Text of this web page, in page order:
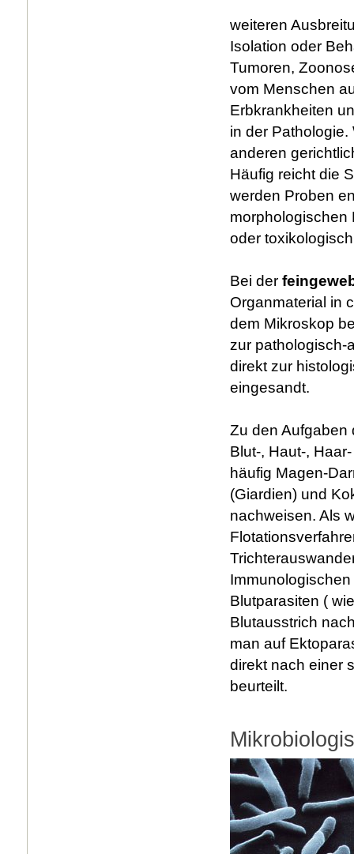
weiteren
Isolation oder
Tumoren,
vom Menschen
Erbkrankheiten
in der
anderen
Häufig reicht die
werden Proben
morphologischen
oder
Bei der
Organmaterial in
dem Mikroskop
zur pathologisch-
direkt zur
eingesandt.
Zu den Aufgaben
Blut-, Haut-,
häufig Magen-
(Giardien) und
nachweisen. Als
Blutparasiten (
Blutausstrich
man auf
direkt nach einer
beurteilt.